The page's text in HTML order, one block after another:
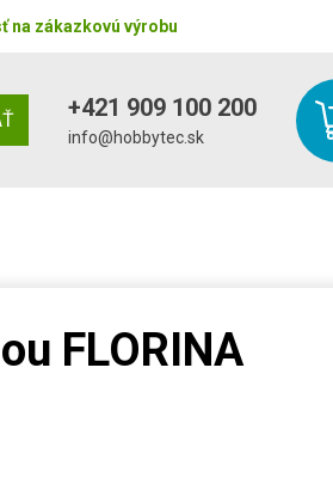
na zákazkovú výrobu
+421 909 100 200
info@hobbytec.sk
FLORINA